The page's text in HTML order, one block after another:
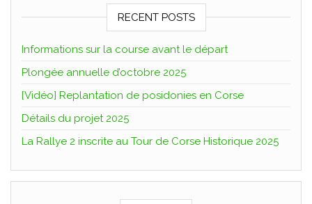
RECENT POSTS
Informations sur la course avant le départ
Plongée annuelle d’octobre 2025
[Vidéo] Replantation de posidonies en Corse
Détails du projet 2025
La Rallye 2 inscrite au Tour de Corse Historique 2025